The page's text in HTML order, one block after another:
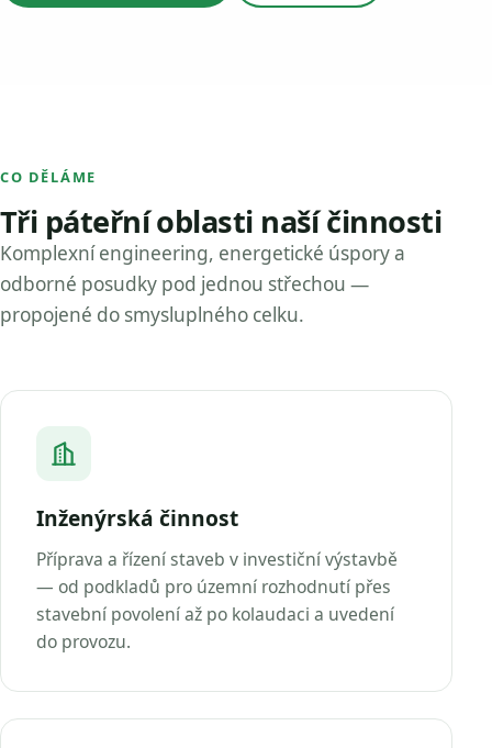
CO DĚLÁME
Tři páteřní oblasti naší činnosti
Komplexní engineering, energetické úspory a
odborné posudky pod jednou střechou —
propojené do smysluplného celku.
Inženýrská činnost
Příprava a řízení staveb v investiční výstavbě
— od podkladů pro územní rozhodnutí přes
stavební povolení až po kolaudaci a uvedení
do provozu.